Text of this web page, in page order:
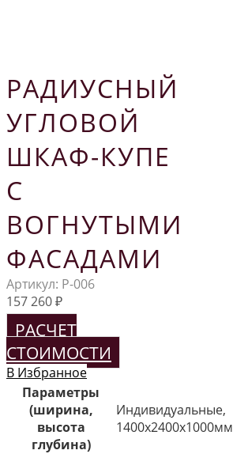
РАДИУСНЫЙ
УГЛОВОЙ
ШКАФ-КУПЕ
С
ВОГНУТЫМИ
ФАСАДАМИ
Артикул: Р-006
157 260₽
РАСЧЕТ
СТОИМОСТИ
В Избранное
Параметры
(ширина,
высота
глубина)
Индивидуальные,
1400х2400х1000мм